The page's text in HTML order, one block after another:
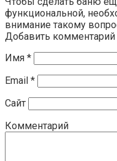
функциональной,
внимание такому
Добавить комментарий
Имя *
Email *
Сайт
Комментарий